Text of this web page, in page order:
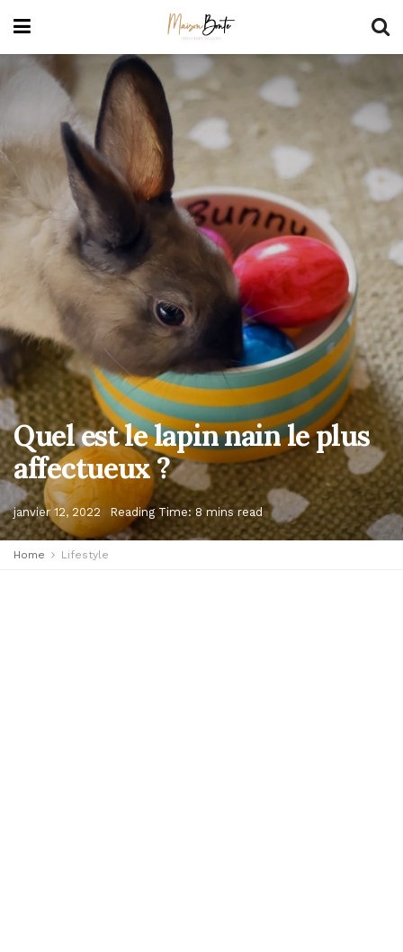
Quel est le lapin nain le plus
affectueux ?
janvier 12, 2022 Reading Time: 8 mins read
Home Lifestyle